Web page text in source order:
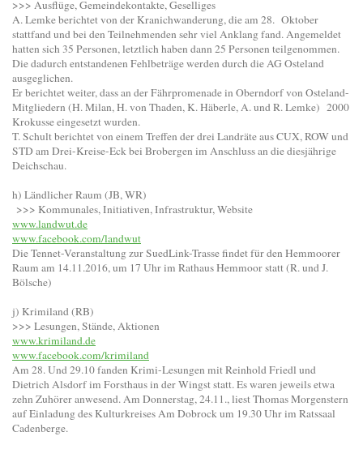
>>> Ausflüge, Gemeindekontakte, Geselliges
A. Lemke berichtet von der Kranichwanderung, die am 28. Oktober
stattfand und bei den Teilnehmenden sehr viel Anklang fand. Angemeldet
hatten sich 35 Personen, letztlich haben dann 25 Personen teilgenommen.
Die dadurch entstandenen Fehlbeträge werden durch die AG Osteland
ausgeglichen.
Er berichtet weiter, dass an der Fährpromenade in Oberndorf von Osteland-
Mitgliedern (H. Milan, H. von Thaden, K. Häberle, A. und R. Lemke) 2000
Krokusse eingesetzt wurden.
T. Schult berichtet von einem Treffen der drei Landräte aus CUX, ROW und
STD am Drei-Kreise-Eck bei Brobergen im Anschluss an die diesjährige
Deichschau.
h) Ländlicher Raum (JB, WR)
>>> Kommunales, Initiativen, Infrastruktur, Website
www.landwut.de
www.facebook.com/landwut
Die Tennet-Veranstaltung zur SuedLink-Trasse findet für den Hemmoorer
Raum am 14.11.2016, um 17 Uhr im Rathaus Hemmoor statt (R. und J.
Bölsche)
j) Krimiland (RB)
>>> Lesungen, Stände, Aktionen
www.krimiland.de
www.facebook.com/krimiland
Am 28. Und 29.10 fanden Krimi-Lesungen mit Reinhold Friedl und
Dietrich Alsdorf im Forsthaus in der Wingst statt. Es waren jeweils etwa
zehn Zuhörer anwesend. Am Donnerstag, 24.11., liest Thomas Morgenstern
auf Einladung des Kulturkreises Am Dobrock um 19.30 Uhr im Ratssaal
Cadenberge.